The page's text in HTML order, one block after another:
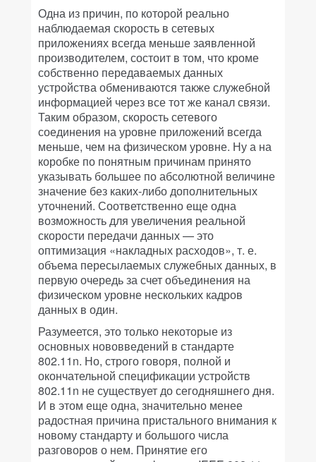
Одна из причин, по которой реально
наблюдаемая скорость в сетевых
приложениях всегда меньше заявленной
производителем, состоит в том, что кроме
собственно передаваемых данных
устройства обмениваются также служебной
информацией через все тот же канал связи.
Таким образом, скорость сетевого
соединения на уровне приложений всегда
меньше, чем на физическом уровне. Ну а на
коробке по понятным причинам принято
указывать большее по абсолютной величине
значение без каких-либо дополнительных
уточнений. Соответственно еще одна
возможность для увеличения реальной
скорости передачи данных — это
оптимизация «накладных расходов», т. е.
объема пересылаемых служебных данных, в
первую очередь за счет объединения на
физическом уровне нескольких кадров
данных в один.
Разумеется, это только некоторые из
основных нововведений в стандарте
802.11n. Но, строго говоря, полной и
окончательной спецификации устройств
802.11n не существует до сегодняшнего дня.
И в этом еще одна, значительно менее
радостная причина пристального внимания к
новому стандарту и большого числа
разговоров о нем. Принятие его